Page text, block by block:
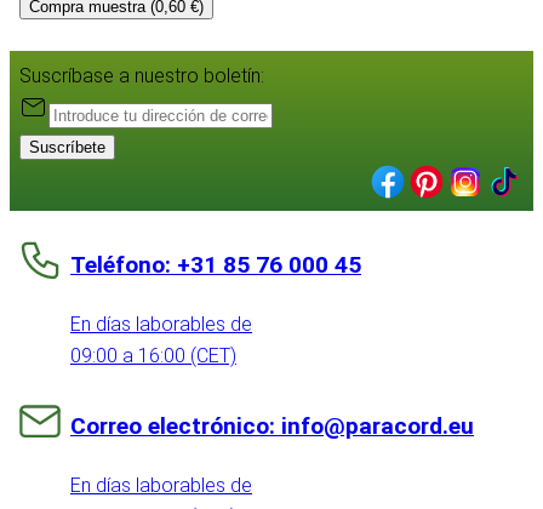
Compra muestra (0,60 €)
Suscríbase a nuestro boletín:
Suscríbete
Teléfono: +31 85 76 000 45
En días laborables de
09:00 a 16:00 (CET)
Correo electrónico: info@paracord.eu
En días laborables de